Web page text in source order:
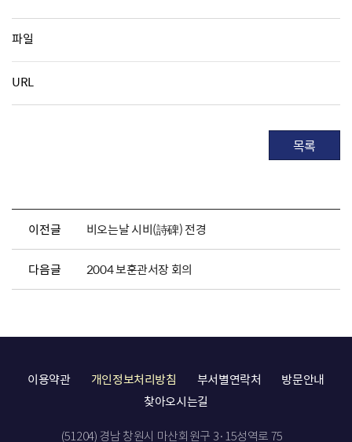
파일
URL
목록
이전글 비오는날 시비(詩碑) 전경
다음글 2004 보훈관서장 회의
이용약관 개인정보처리방침 부서별연락처
방문안내
찾아오시는길
(51204) 경남 창원시 마산회원구 3·15성역로 75